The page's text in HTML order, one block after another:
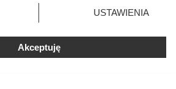
przycisk ustawień prywatności
dolnym rogu strony. Niektóre
prawo sprzeciwić się takiemu
będą miały zastosowania tylko
USTAWIENIA
Akceptuję